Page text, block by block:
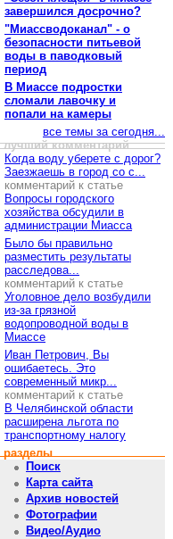
завершился досрочно?
"Миассводоканал" - о
безопасности питьевой
воды в паводковый
период
В Миассе подростки
сломали лавочку и
попали на камеры
все темы за сегодня...
лучший комментарий
Когда воду уберете с дорог?
Заезжаешь в город со с...
комментарий к статье
Вопросы городского
хозяйства обсудили в
администрации Миасса
Было бы правильно
разместить результаты
расследова...
комментарий к статье
Уголовное дело возбудили
из-за грязной
водопроводной воды в
Миассе
Иван Петрович, Вы
ошибаетесь. Это
современный микр...
комментарий к статье
В Челябинской области
расширена льгота по
транспортному налогу
разделы
Поиск
Карта сайта
Архив новостей
Фотографии
Видео/Аудио